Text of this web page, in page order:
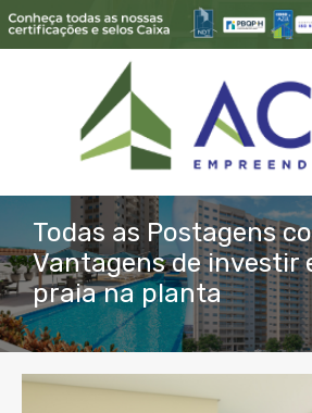
Todas as Postagens
Vantagens de investir
praia na planta